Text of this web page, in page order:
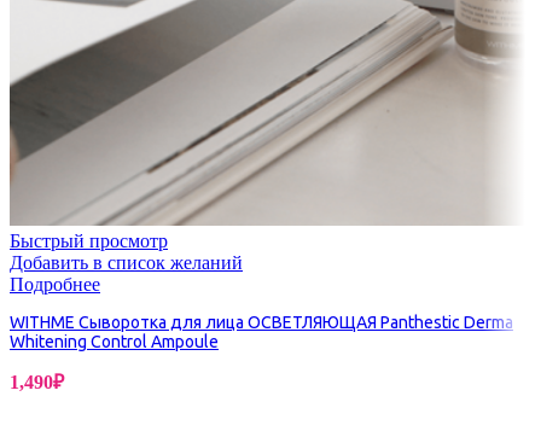
Быстрый просмотр
Добавить в список желаний
Подробнее
WITHME Сыворотка для лица ОСВЕТЛЯЮЩАЯ Panthestic Derma
Whitening Control Ampoule
1,490₽